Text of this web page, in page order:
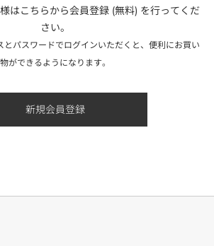
はこちらから会員登録 (無料) を行ってくだ
さい。
とパスワードでログインいただくと、便利にお買い
物ができるようになります。